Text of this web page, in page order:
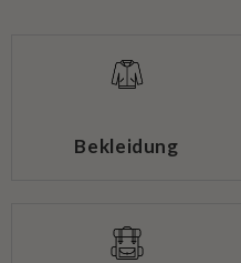
Bekleidung